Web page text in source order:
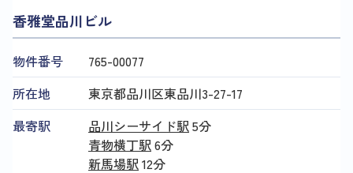
香雅堂品川ビル
物件番号
765​-​00077
所在地
東京都品川区東品川3-27-17
最寄駅
品川シーサイド駅5分
青物横丁駅6分
新馬場駅12分